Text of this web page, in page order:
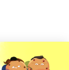
durable